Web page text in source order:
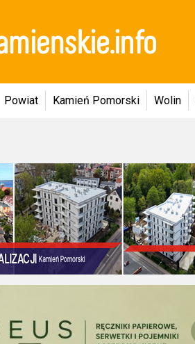
Powiat Kamień Pomorski Wolin